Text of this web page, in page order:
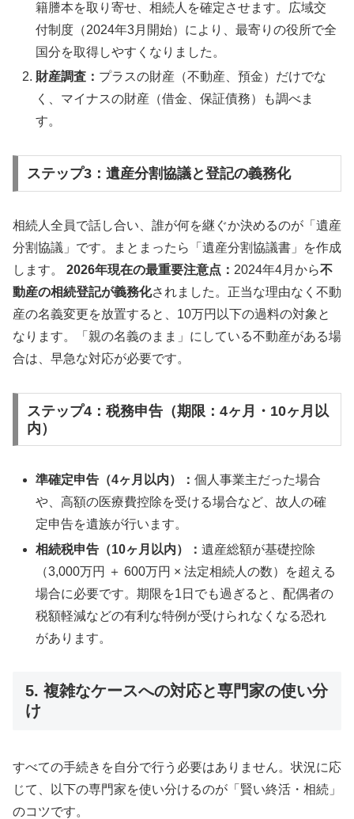
籍謄本を取り寄せ、相続人を確定させます。広域交
付制度（2024年3月開始）により、最寄りの役所で全
国分を取得しやすくなりました。
財産調査： プラスの財産（不動産、預金）だけでな
く、マイナスの財産（借金、保証債務）も調べま
す。
ステップ3：遺産分割協議と登記の義務化
相続人全員で話し合い、誰が何を継ぐか決めるのが「遺産
分割協議」です。まとまったら「遺産分割協議書」を作成
します。 2026年現在の最重要注意点： 2024年4月から不
動産の相続登記が義務化されました。正当な理由なく不動
産の名義変更を放置すると、10万円以下の過料の対象と
なります。「親の名義のまま」にしている不動産がある場
合は、早急な対応が必要です。
ステップ4：税務申告（期限：4ヶ月・10ヶ月以
内）
準確定申告（4ヶ月以内）：個人事業主だった場合
や、高額の医療費控除を受ける場合など、故人の確
定申告を遺族が行います。
相続税申告（10ヶ月以内）：遺産総額が基礎控除
（3,000万円 ＋ 600万円 × 法定相続人の数）を超える
場合に必要です。期限を1日でも過ぎると、配偶者の
税額軽減などの有利な特例が受けられなくなる恐れ
があります。
5. 複雑なケースへの対応と専門家の使い分
け
すべての手続きを自分で行う必要はありません。状況に応
じて、以下の専門家を使い分けるのが「賢い終活・相続」
のコツです。